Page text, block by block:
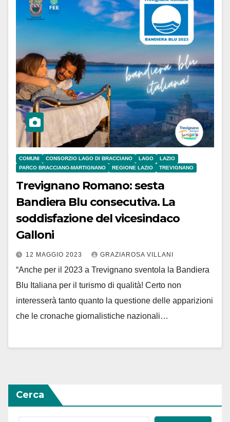
COMUNI CONSORZIO LAGO DI BRACCIANO LAGO
LAZIO
PARCO BRACCIANO-MARTIGNANO
REGIONE LAZIO TREVIGNANO
Trevignano Romano: sesta
Bandiera Blu consecutiva. La
soddisfazione del vicesindaco
Galloni
12 MAGGIO 2023 GRAZIAROSA VILLANI
“Anche per il 2023 a Trevignano sventola la Bandiera
Blu Italiana per il turismo di qualità! Certo non
interesserà tanto quanto la questione delle apparizioni
che le cronache giornalistiche nazionali…
Cerca